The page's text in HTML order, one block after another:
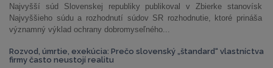
Najvyšší súd Slovenskej republiky publikoval v Zbierke stanovísk
Najvyššieho súdu a rozhodnutí súdov SR rozhodnutie, ktoré prináša
významný výklad ochrany dobromyseľného...
Rozvod, úmrtie, exekúcia: Prečo slovenský „štandard“ vlastníctva
firmy často neustojí realitu